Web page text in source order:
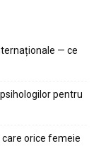
— ce
pentru
care orice femeie